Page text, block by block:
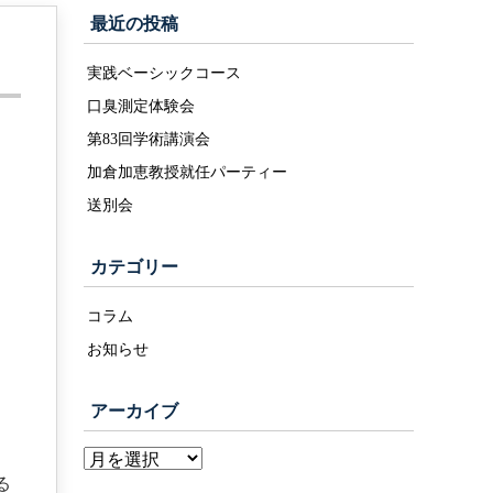
最近の投稿
実践ベーシックコース
口臭測定体験会
第83回学術講演会
加倉加恵教授就任パーティー
送別会
カテゴリー
コラム
お知らせ
アーカイブ